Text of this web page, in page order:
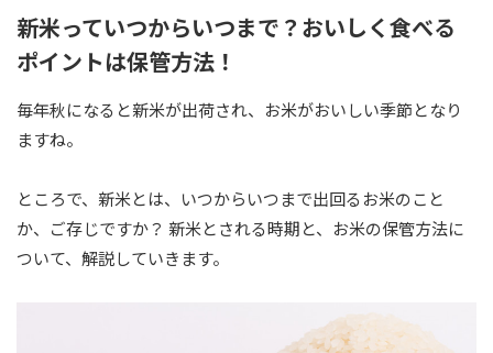
新米っていつからいつまで？おいしく食べる
ポイントは保管方法！
毎年秋になると新米が出荷され、お米がおいしい季節となり
ますね。
ところで、新米とは、いつからいつまで出回るお米のこと
か、ご存じですか？ 新米とされる時期と、お米の保管方法に
ついて、解説していきます。